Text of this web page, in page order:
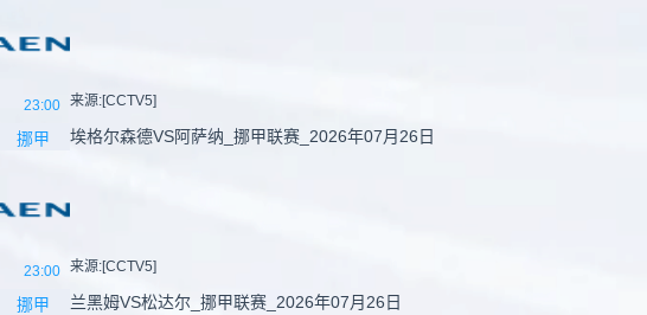
23:00 来源:[CCTV5]
挪甲
23:00
埃格尔森德VS阿萨纳_挪甲联赛_2026年07月26日
来源:[CCTV5]
挪甲 兰黑姆VS松达尔_挪甲联赛_2026年07月26日